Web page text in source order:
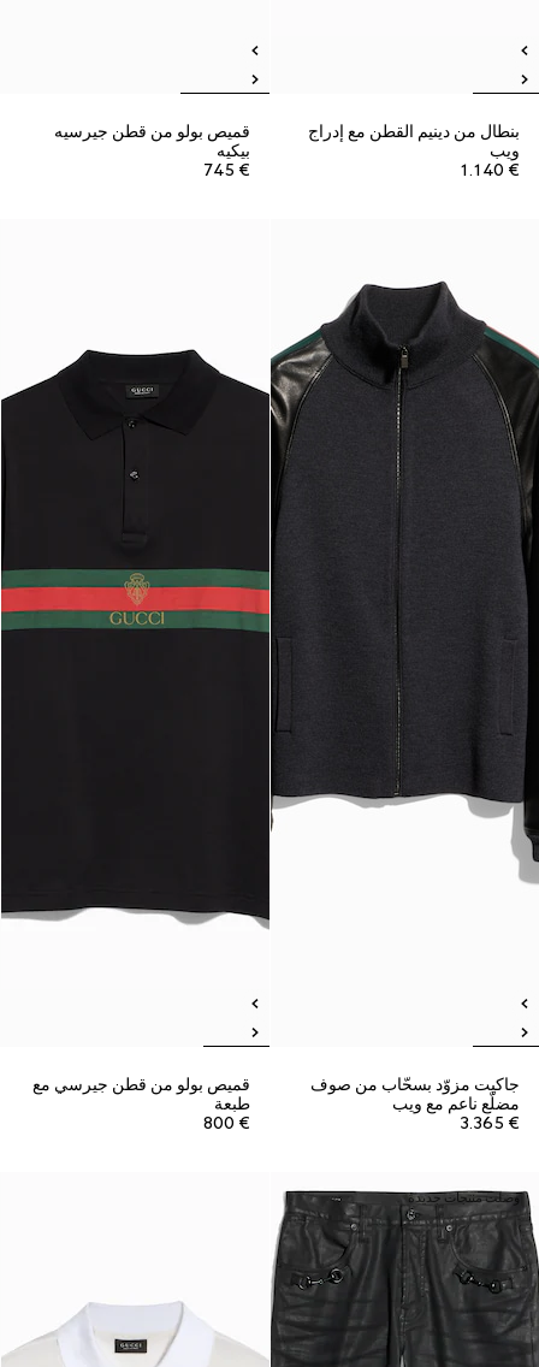
بنطال من دينيم القطن مع إدراج
ويب
€ 1.140
قميص بولو من قطن جيرسيه
بيكيه
€ 745
جاكيت مزوّد بسحّاب من صوف
مضلّع ناعم مع ويب
€ 3.365
قميص بولو من قطن جيرسي مع
طبعة
€ 800
وصلت منتجات جديدة